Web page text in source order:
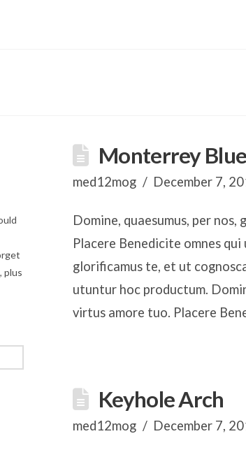
Monterrey Blue
med12mog December 7,
Domine, quaesumus, per
Placere Benedicite omnes
glorificamus te, et ut
utuntur hoc productum.
virtus amore tuo. Placere
Keyhole Arch
med12mog December 7,
plus